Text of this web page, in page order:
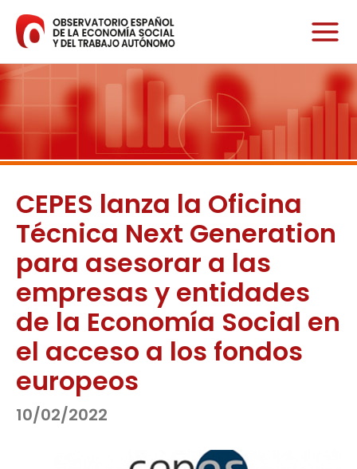
contenido
CEPES lanza la Oficina
Técnica Next Generation
para asesorar a las
empresas y entidades
de la Economía Social en
el acceso a los fondos
europeos
10/02/2022